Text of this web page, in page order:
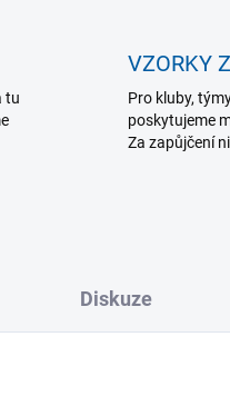
tu
VZORKY
Pro kluby,
poskytujeme
Za zapůjčení
Diskuze